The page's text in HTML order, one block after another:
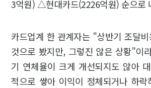
3억원) △현대카드(2226억원) 순으로
카드업계 한 관계자는 "상반기 조달
것으로 봤지만, 그렇진 않은 상황"이
기 연체율이 크게 개선되지도 않아
적으로 쌓아 이익이 정체되거나 하락